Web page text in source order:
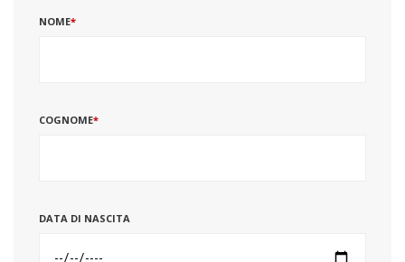
NOME*
COGNOME*
DATA DI NASCITA